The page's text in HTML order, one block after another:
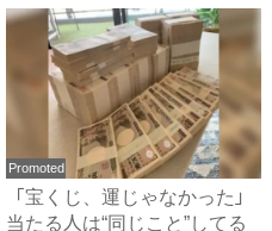
Promoted
「宝くじ、運じゃなかった」
当たる人は“同じこと”してる